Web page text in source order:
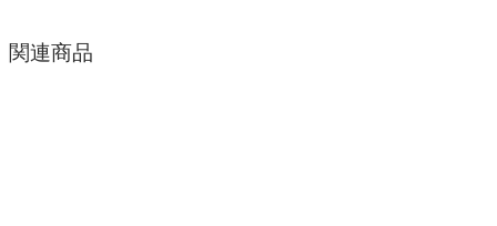
関連商品